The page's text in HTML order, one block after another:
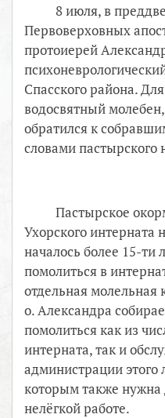
8 июля, в
Первоверховных
протоиерей
Спасского района.
водосвятный
обратился к
словами пастырского
Пастырское
Ухорского интерната
началось более 15-
помолиться в
отдельная
о. Александра
помолиться как из
интерната, так и
администрации этого
которым также нужна
нелёгкой работе.